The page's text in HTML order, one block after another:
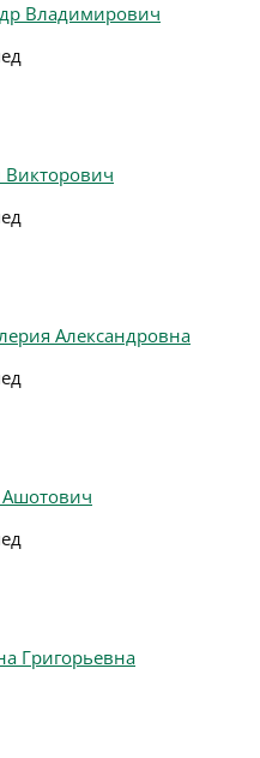
Владимирович
Викторович
Александровна
Григорьевна